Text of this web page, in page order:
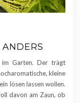
im Garten. Der trägt
kleine
lösen lassen wollen.
davon am Zaun, ob